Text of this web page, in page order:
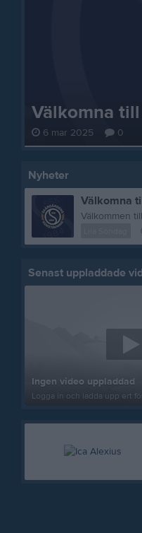
Välkomna
6 mar 2025 0
Nyheter
Välkomna
Senast uppladdade
Ingen video uppladdad
Logga in och ladda upp ert